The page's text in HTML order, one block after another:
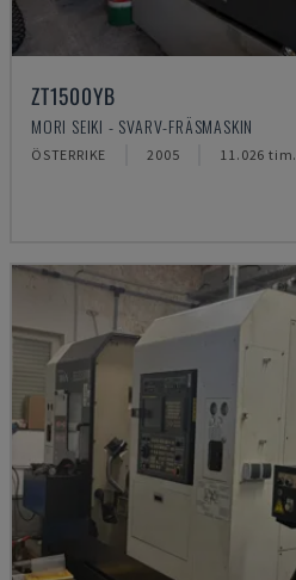
ZT1500YB
MORI SEIKI - SVARV-FRÄSMASKIN
ÖSTERRIKE 2005 11.026 tim.